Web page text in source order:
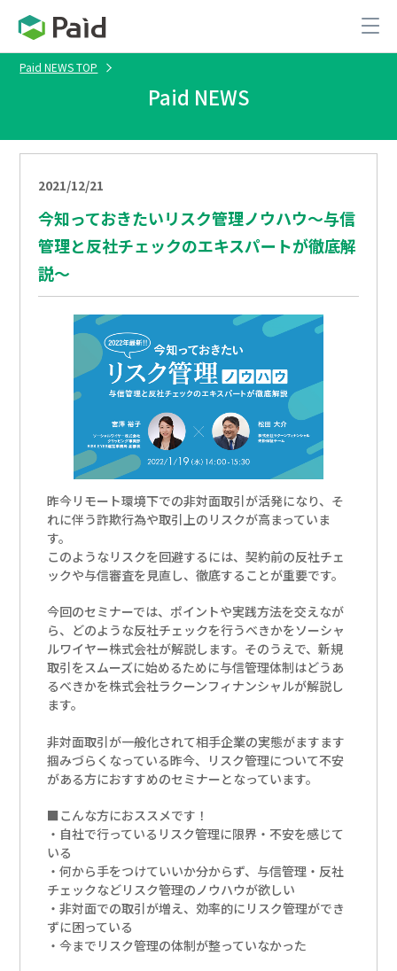
Paid NEWS TOP
Paid NEWS
2021/12/21
今知っておきたいリスク管理ノウハウ～与信
管理と反社チェックのエキスパートが徹底解
説～
昨今リモート環境下での非対面取引が活発になり、そ
れに伴う詐欺行為や取引上のリスクが高まっていま
す。
このようなリスクを回避するには、契約前の反社チェ
ックや与信審査を見直し、徹底することが重要です。
今回のセミナーでは、ポイントや実践方法を交えなが
ら、どのような反社チェックを行うべきかをソーシャ
ルワイヤー株式会社が解説します。そのうえで、新規
取引をスムーズに始めるために与信管理体制はどうあ
るべきかを株式会社ラクーンフィナンシャルが解説し
ます。
非対面取引が一般化されて相手企業の実態がますます
掴みづらくなっている昨今、リスク管理について不安
がある方におすすめのセミナーとなっています。
■こんな方におススメです！
・自社で行っているリスク管理に限界・不安を感じて
いる
・何から手をつけていいか分からず、与信管理・反社
チェックなどリスク管理のノウハウが欲しい
・非対面での取引が増え、効率的にリスク管理ができ
ずに困っている
・今までリスク管理の体制が整っていなかった